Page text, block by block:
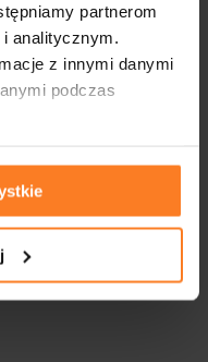
partnerom
analitycznym.
z innymi danymi
podczas